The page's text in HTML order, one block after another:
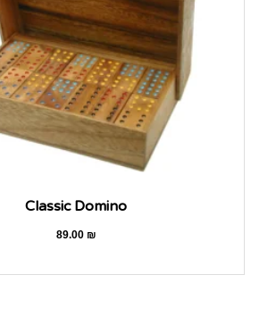
Classic Domino
89.00₪